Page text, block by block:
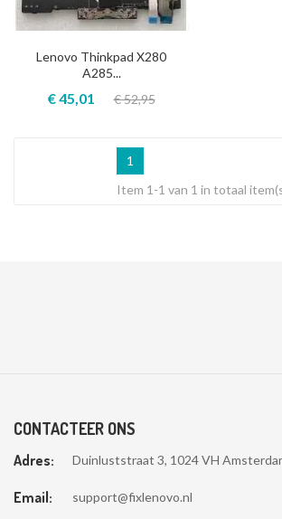
Lenovo Thinkpad X280
A285...
€ 45,01 € 52,95
1
Item 1-1 van 1 in totaal
CONTACTEER ONS
Adres: Duinluststraat 3, 1024 VH
Email: support@fixlenovo.nl